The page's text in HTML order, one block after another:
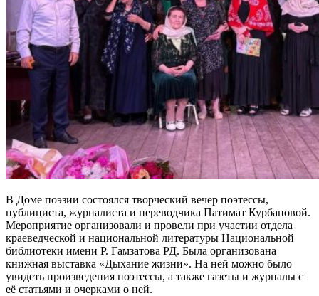
В Доме поэзии состоялся творческий вечер поэтессы,
публициста, журналиста и переводчика Патимат Курбановой.
Мероприятие организовали и провели при участии отдела
краеведческой и национальной литературы Национальной
библиотеки имени Р. Гамзатова РД. Была организована
книжная выставка «Дыхание жизни». На ней можно было
увидеть произведения поэтессы, а также газеты и журналы с
её статьями и очерками о ней.